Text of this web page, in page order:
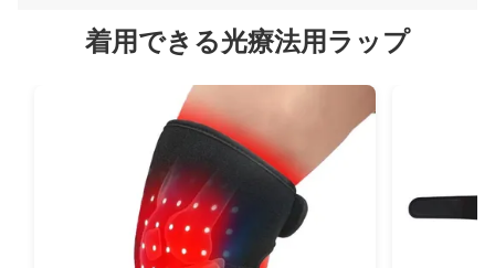
着用できる光療法用ラップ